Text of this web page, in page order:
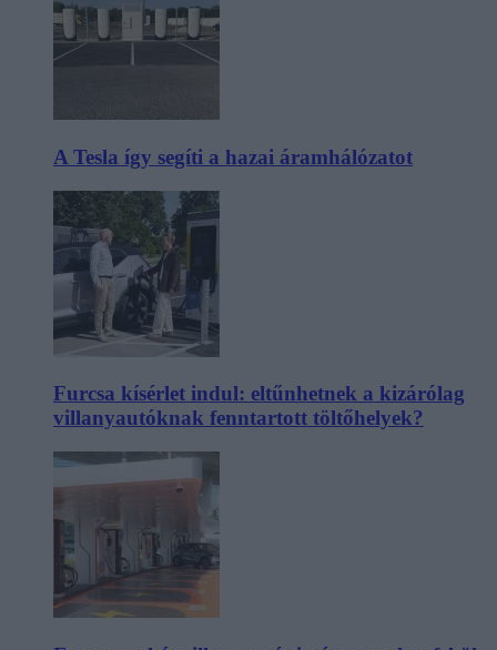
A Tesla így segíti a hazai áramhálózatot
Furcsa kísérlet indul: eltűnhetnek a kizárólag
villanyautóknak fenntartott töltőhelyek?